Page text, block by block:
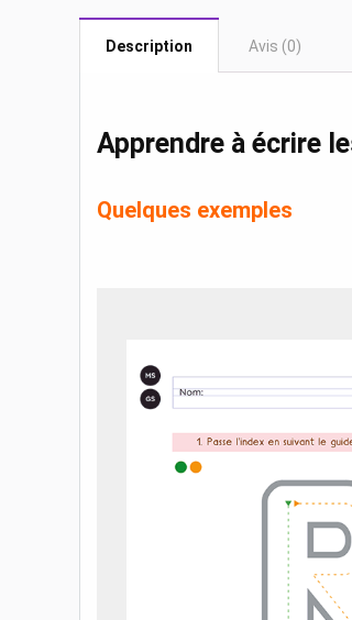
Description Avis (0)
Apprendre à écrire
Quelques exemples